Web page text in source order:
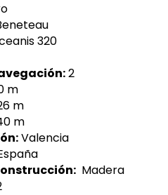
320
2
m
m
m
Valencia
Madera